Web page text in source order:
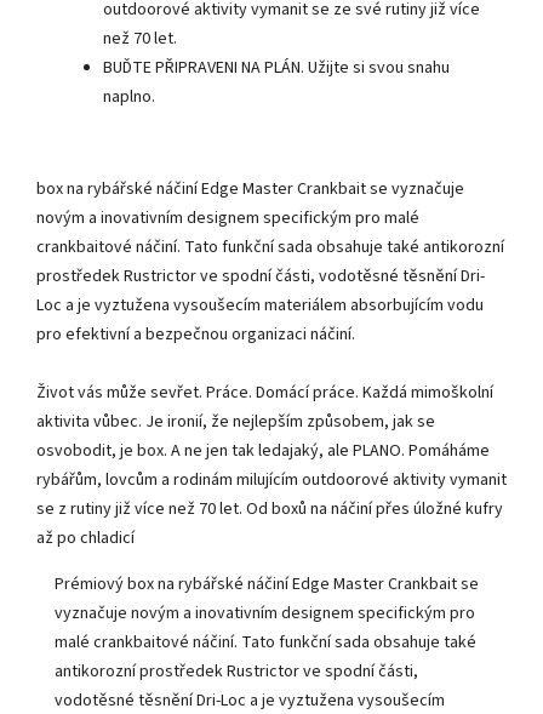
outdoorové aktivity vymanit se ze své rutiny již více
než 70 let.
BUĎTE PŘIPRAVENI NA PLÁN. Užijte si svou snahu
naplno.
box na rybářské náčiní Edge Master Crankbait se vyznačuje
novým a inovativním designem specifickým pro malé
crankbaitové náčiní. Tato funkční sada obsahuje také antikorozní
prostředek Rustrictor ve spodní části, vodotěsné těsnění Dri-
Loc a je vyztužena vysoušecím materiálem absorbujícím vodu
pro efektivní a bezpečnou organizaci náčiní.
Život vás může sevřet. Práce. Domácí práce. Každá mimoškolní
aktivita vůbec. Je ironií, že nejlepším způsobem, jak se
osvobodit, je box. A ne jen tak ledajaký, ale PLANO. Pomáháme
rybářům, lovcům a rodinám milujícím outdoorové aktivity vymanit
se z rutiny již více než 70 let. Od boxů na náčiní přes úložné kufry
až po chladicí
Prémiový box na rybářské náčiní Edge Master Crankbait se
vyznačuje novým a inovativním designem specifickým pro
malé crankbaitové náčiní. Tato funkční sada obsahuje také
antikorozní prostředek Rustrictor ve spodní části,
vodotěsné těsnění Dri-Loc a je vyztužena vysoušecím